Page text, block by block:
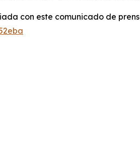
con este comunicado de